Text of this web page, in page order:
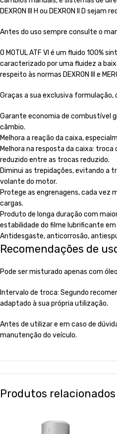
DEXRON III H ou DEXRON II D sejam
Antes do uso sempre consulte o
O MOTUL ATF VI é um fluido 100%
caracterizado por uma fluidez a
respeito às normas DEXRON III e
Graças a sua exclusiva formulação, o
Garante economia de combustível
câmbio.
Melhora a reação da caixa,
Melhora na resposta da caixa:
reduzido entre as trocas reduzido.
Diminui as trepidações, evitando a
volante do motor.
Protege as engrenagens, cada vez
cargas.
Produto de longa duração com
estabilidade do filme lubrificante
Antidesgaste, anticorrosão,
Recomendações de
Pode ser misturado apenas com
Intervalo de troca: Segundo
adaptado à sua própria utilização.
Antes de utilizar e em caso de
manutenção do veículo.
Produtos relacionados